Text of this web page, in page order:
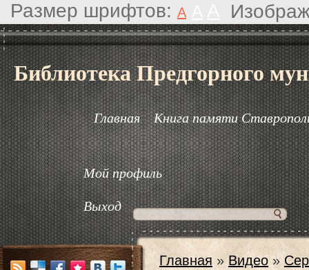
Размер шрифтов: A
Библиотека Предгорного
Главная Книга памяти
Мой профиль
Выход
Главная »Видео »